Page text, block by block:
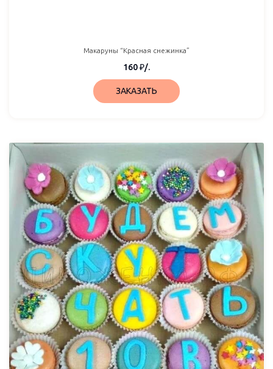
Макаруны “Красная снежинка”
160₽/.
ЗАКАЗАТЬ